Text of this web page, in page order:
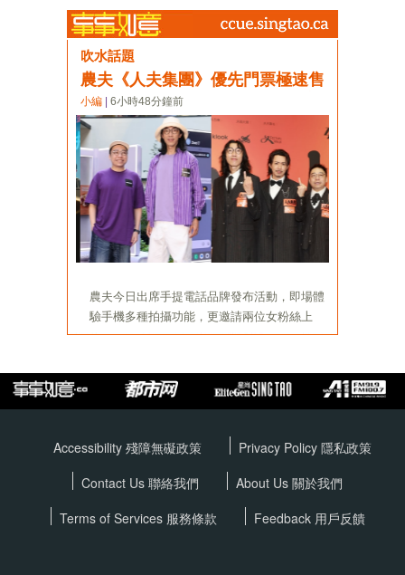
Accessibility 殘障無礙政策 Privacy Policy 隱私政策
Contact Us 聯絡我們
About Us 關於我們
Terms of Services 服務條款 Feedback 用戶反饋